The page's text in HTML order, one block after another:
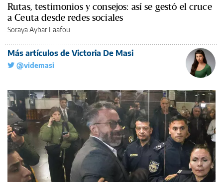
Rutas, testimonios y consejos: así se gestó el cruce
a Ceuta desde redes sociales
Soraya Aybar Laafou
Más artículos de Victoria De Masi
@videmasi